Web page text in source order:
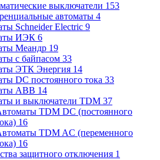
выключатели 153
автоматы 4
Schneider Electric 9
ИЭК 6
Меандр 19
с байпасом 33
ЭТК Энергия 14
DC постоянного тока 33
ABB 14
и выключатели TDM 37
TDM DC (постоянного
16
TDM AC (переменного
16
защитного отключения 1